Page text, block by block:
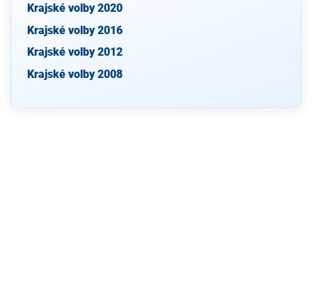
Krajské volby 2020
Krajské volby 2016
Krajské volby 2012
Krajské volby 2008